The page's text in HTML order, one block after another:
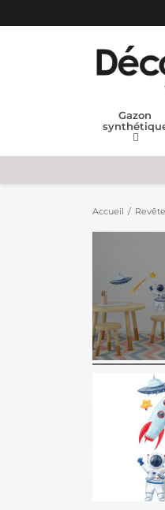
Gazon
Accueil